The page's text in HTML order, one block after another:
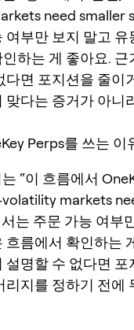
need smaller
여부만 보지 말고
하는 게 좋아요.
다면 포지션을 줄이
맞다는 증거가 아니
Perps를 쓰는 이
“이 흐름에서
markets
는 주문 가능 여부
흐름에서 확인하는
설명할 수 없다면
리지를 정하기 전에